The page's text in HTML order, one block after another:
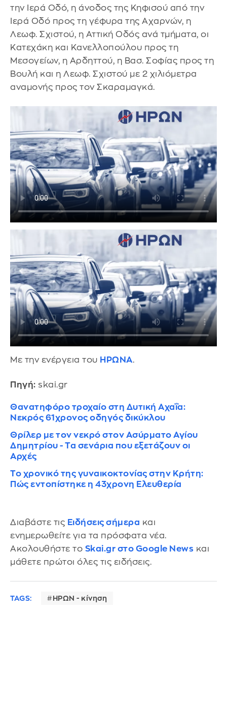
την Ιερά Οδό, η άνοδος της Κηφισού από την
Ιερά Οδό προς τη γέφυρα της Αχαρνών, η
Λεωφ. Σχιστού, η Αττική Οδός ανά τμήματα, οι
Κατεχάκη και Κανελλοπούλου προς τη
Μεσογείων, η Αρδηττού, η Βασ. Σοφίας προς τη
Βουλή και η Λεωφ. Σχιστού με 2 χιλιόμετρα
αναμονής προς τον Σκαραμαγκά.
Με την ενέργεια του ΗΡΩΝΑ.
Πηγή: skai.gr
Θανατηφόρο τροχαίο στη Δυτική Αχαΐα:
Νεκρός 61χρονος οδηγός δικύκλου
Θρίλερ με τον νεκρό στον Ασύρματο Αγίου
Δημητρίου - Τα σενάρια που εξετάζουν οι
Αρχές
Το χρονικό της γυναικοκτονίας στην Κρήτη:
Πώς εντοπίστηκε η 43χρονη Ελευθερία
Διαβάστε τις Ειδήσεις σήμερα και
ενημερωθείτε για τα πρόσφατα νέα.
Ακολουθήστε το Skai.gr στο Google News και
μάθετε πρώτοι όλες τις ειδήσεις.
TAGS: ΗΡΩΝ - κίνηση